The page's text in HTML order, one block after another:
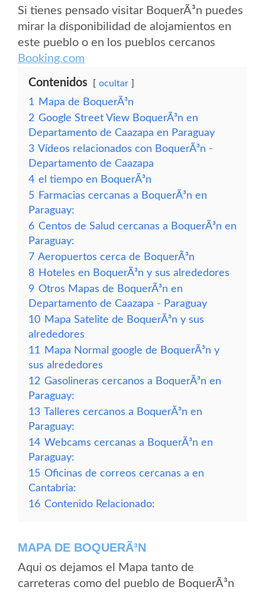
Si tienes pensado visitar BoquerÃ³n puedes
mirar la disponibilidad de alojamientos en
este pueblo o en los pueblos cercanos
Booking.com
Contenidos ocultar
1
Mapa de BoquerÃ³n
2 Google Street View BoquerÃ³n en
Departamento de Caazapa en Paraguay
3 Vídeos relacionados con BoquerÃ³n -
Departamento de Caazapa
4 el tiempo en BoquerÃ³n
5 Farmacias cercanas a BoquerÃ³n en
Paraguay:
6 Centos de Salud cercanas a BoquerÃ³n en
Paraguay:
7 Aeropuertos cerca de BoquerÃ³n
8 Hoteles en BoquerÃ³n y sus alrededores
9 Otros Mapas de BoquerÃ³n en
Departamento de Caazapa - Paraguay
10 Mapa Satelite de BoquerÃ³n y sus
alrededores
11
Mapa Normal google de BoquerÃ³n y
sus alrededores
12 Gasolineras cercanos a BoquerÃ³n en
Paraguay:
13 Talleres cercanos a BoquerÃ³n en
Paraguay:
14 Webcams cercanas a BoquerÃ³n en
Paraguay:
15 Oficinas de correos cercanas a en
Cantabria:
16 Contenido Relacionado:
MAPA DE BOQUERÃ³N
Aqui os dejamos el Mapa tanto de
carreteras como del pueblo de BoquerÃ³n